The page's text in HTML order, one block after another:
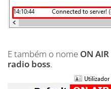
E também o nome ON AIR
radio boss.